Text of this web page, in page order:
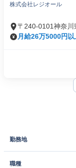
株式会社レジオール
〒240-0101神奈川
月給26万5000円以
勤務地
職種